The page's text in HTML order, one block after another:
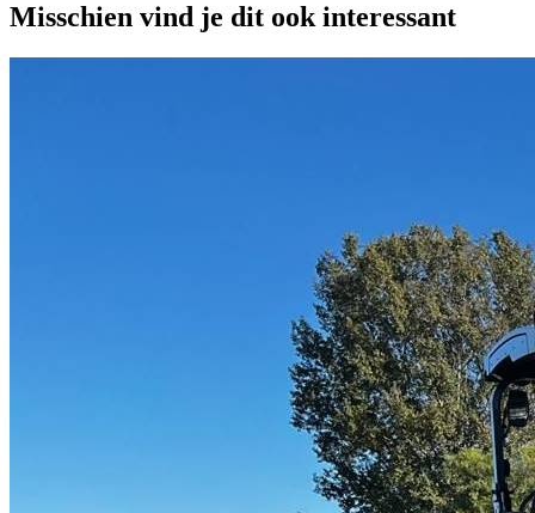
Misschien vind je dit ook interessant